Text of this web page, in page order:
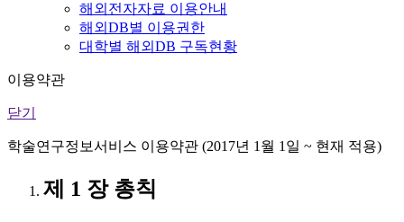
해외전자자료 이용안내
해외DB별 이용권한
대학별 해외DB 구독현황
이용약관
닫기
학술연구정보서비스 이용약관 (2017년 1월 1일 ~ 현재 적용)
제 1 장 총칙